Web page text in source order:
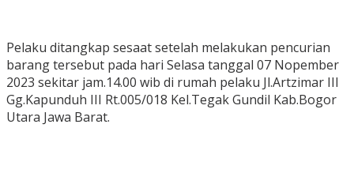
Pelaku ditangkap sesaat setelah melakukan pencurian
barang tersebut pada hari Selasa tanggal 07 Nopember
2023 sekitar jam.14.00 wib di rumah pelaku Jl.Artzimar III
Gg.Kapunduh III Rt.005/018 Kel.Tegak Gundil Kab.Bogor
Utara Jawa Barat.